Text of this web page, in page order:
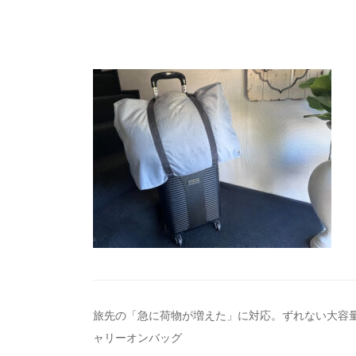
投
稿
旅先の「急に荷物が増えた」に対応。ずれない大容
ャリーオンバッグ